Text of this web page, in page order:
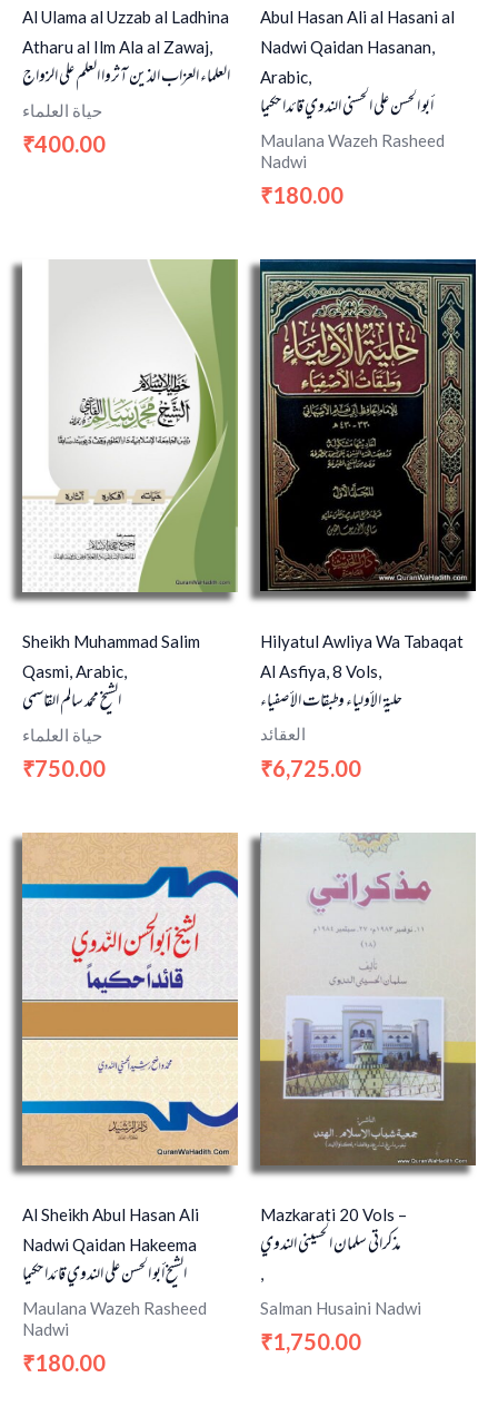
Al Ulama al Uzzab al Ladhina
Atharu al Ilm Ala al Zawaj,
العلماء العزاب الذين آثروا العلم على الزواج
حياة العلماء
₹400.00
Abul Hasan Ali al Hasani al
Nadwi Qaidan Hasanan,
Arabic,
أبو الحسن علي الحسني الندوي قائدا حكيما
Maulana Wazeh Rasheed
Nadwi
₹180.00
Sheikh Muhammad Salim
Qasmi, Arabic,
الشيخ محمد سالم القاسمي
حياة العلماء
₹750.00
Hilyatul Awliya Wa Tabaqat
Al Asfiya, 8 Vols,
حلية الأولياء وطبقات الأصفياء
العقائد
₹6,725.00
Al Sheikh Abul Hasan Ali
Nadwi Qaidan Hakeema
الشيخ أبو الحسن علي الندوي قائدا حكيما
Maulana Wazeh Rasheed
Nadwi
₹180.00
Mazkarati 20 Vols –
مذكراتي سلمان الحسيني الندوي
,
Salman Husaini Nadwi
₹1,750.00